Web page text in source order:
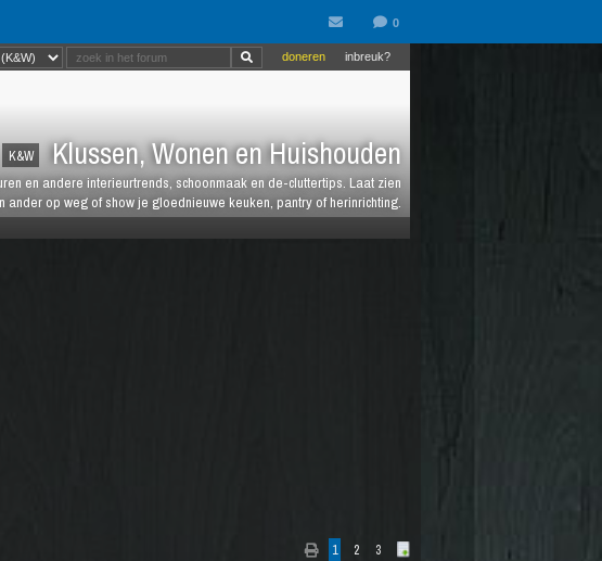
K&W Klussen, Wonen en Huishouden
en andere interieurtrends, schoonmaak en de-cluttertips. Laat zien
op weg of show je gloednieuwe keuken, pantry of herinrichting.
inbreuk?
doneren
1 2 3